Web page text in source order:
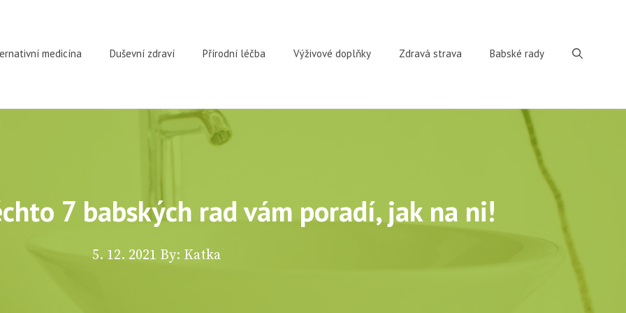
medicína Duševní zdraví Přírodní léčba Výživové doplňky Zdravá strava Babské rady
7 babských rad vám poradí, jak na ni!
5. 12. 2021 By: Katka